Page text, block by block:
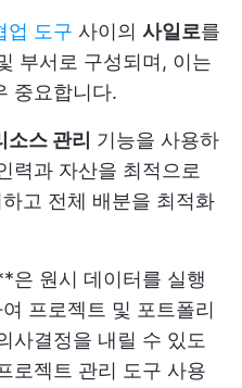
업 도구 사이의 사일로를
부서로 구성되며, 이는
중요합니다.
스 관리 기능을 사용하
력과 자산을 최적으로
고 전체 배분을 최적화
은 원시 데이터를 실행
프로젝트 및 포트폴리
사결정을 내릴 수 있도
로젝트 관리 도구 사용